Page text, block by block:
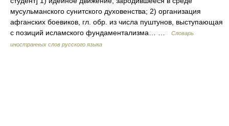
мусульманского сунитского духовенства; 2) организация
афганских боевиков, гл. обр. из числа пуштунов, выступающая
с позиций исламского фундаментализма… …
Словарь
иностранных слов русского языка